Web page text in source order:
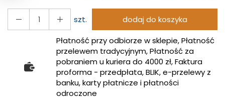
szt.
dodaj do koszyka
Płatność przy odbiorze w sklepie, Płatność
przelewem tradycyjnym, Płatność za
pobraniem u kuriera do 4000 zł, Faktura
proforma - przedpłata, BLIK, e-przelewy z
banku, karty płatnicze i płatności
odroczone